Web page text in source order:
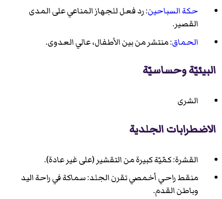
حكة السباحين: رد فعل للجهاز المناعي على المدى
القصير.
الحماق: منتشر من بين الأطفال، عالي العدوى.
البيئيّة وحساسيّة
الشرى
الاضطرابات الجلدية
القشرة: كمّيّة كبيرة من التقشير (على غير عادة).
منقط راحي أخمصي تقرن الجلد: سماكة في راحة اليد
وباطن القدم.